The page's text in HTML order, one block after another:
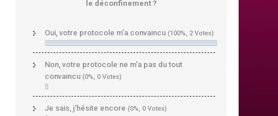
le déconfinement ?
Oui, votre protocole m'a convaincu (100%, 2 Votes)
Non, votre protocole ne m'a pas du tout
convaincu (0%, 0 Votes)
Je sais, j'hésite encore (0%, 0 Votes)